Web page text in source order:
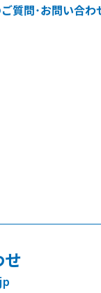
質問･お問い合わ